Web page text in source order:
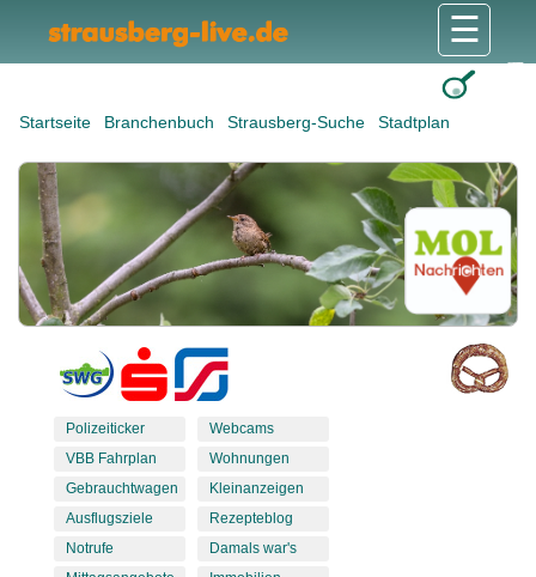
Startseite Branchenbuch Strausberg-Suche Stadtplan
☰
Polizeiticker
VBB Fahrplan
Gebrauchtwagen
Ausflugsziele
Notrufe
Webcams
Wohnungen
Kleinanzeigen
Rezepteblog
Damals war's